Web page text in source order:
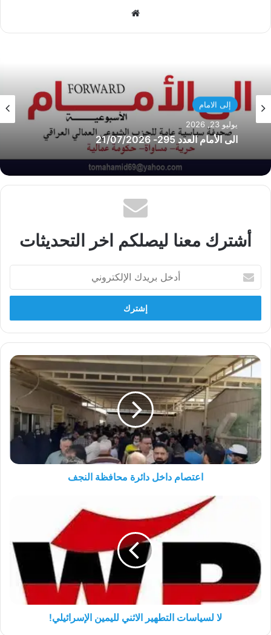
إلى الامام
يوليو 23, 2026
الى الأمام العدد 295- 21/07/2026
أشترك معنا ليصلكم اخر التحديثات
بريدك
الإلكتروني
اعتصام
دائرة
محافظة
النجف
اعتصام داخل دائرة محافظة النجف
لليمين
الإسرائيلي!
لا لسياسات التطهير الاثني لليمين الإسرائيلي!